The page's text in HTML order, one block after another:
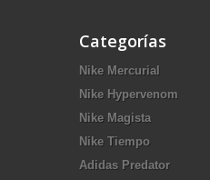
Categorías
Nike Mercurial
Nike Hypervenom
Nike Magista
Nike Tiempo
Adidas Predator